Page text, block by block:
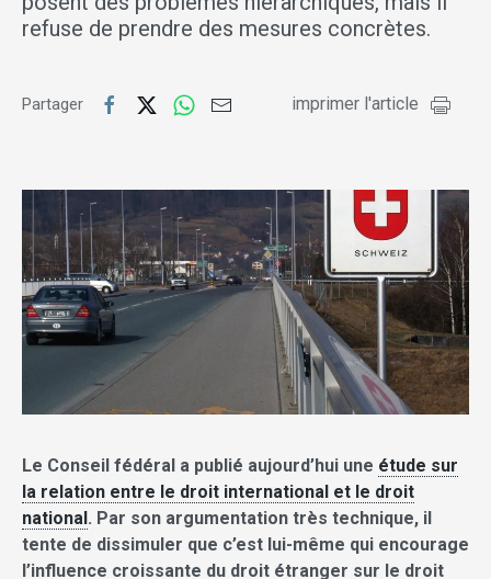
refuse de prendre des mesures concrètes.
Partager imprimer l'article
Le Conseil fédéral a publié aujourd’hui une étude sur
la relation entre le droit international et le droit
national. Par son argumentation très technique, il
tente de dissimuler que c’est lui-même qui encourage
l’influence croissante du droit étranger sur le droit